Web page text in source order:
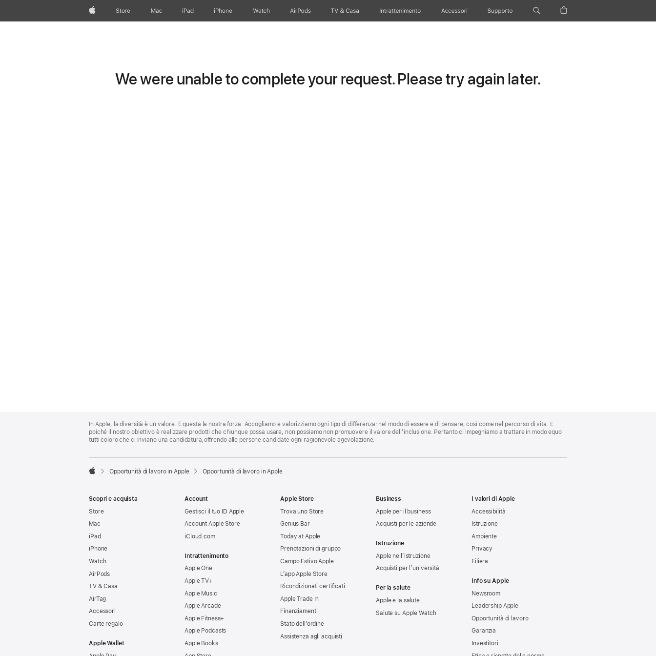
AppleStore Mac iPad iPhone Watch AirPods TV & Casa Intrattenimento Accessori Supporto
We were unable to complete your request. Please try again later.
Footer
In Apple, la diversità è un valore. È questa la nostra forza. Accogliamo e valorizziamo ogni tipo di differenza: nel modo di essere e di pensare, così come nel percorso di vita. E
poiché il nostro obiettivo è realizzare prodotti che chiunque possa usare, non possiamo non promuovere il valore dell’inclusione. Pertanto ci impegniamo a trattare in modo equo
tutti coloro che ci inviano una candidatura,offrendo alle persone candidate ogni ragionevole agevolazione.

Opportunità di lavoro in Apple Opportunità di lavoro in Apple
Scopri e acquista
Store
Mac
iPad
iPhone
Watch
AirPods
TV & Casa
AirTag
Accessori
Carte regalo
Apple Wallet
Account
Gestisci il tuo ID Apple
Account Apple Store
iCloud.com
Intrattenimento
Apple One
Apple TV+
Apple Music
Apple Arcade
Apple Fitness+
Apple Podcasts
Apple Books
Apple Store
Trova uno Store
Genius Bar
Today at Apple
Prenotazioni di gruppo
Campo Estivo Apple
L’app Apple Store
Ricondizionati certificati
Apple Trade In
Finanziamenti
Stato dell’ordine
Assistenza agli acquisti
Business
Apple per il business
Acquisti per le aziende
Istruzione
Apple nell’istruzione
Acquisti per l’università
Per la salute
Apple e la salute
Salute su Apple Watch
I valori di Apple
Accessibilità
Istruzione
Ambiente
Privacy
Filiera
Info su Apple
Newsroom
Leadership Apple
Opportunità di lavoro
Garanzia
Investitori